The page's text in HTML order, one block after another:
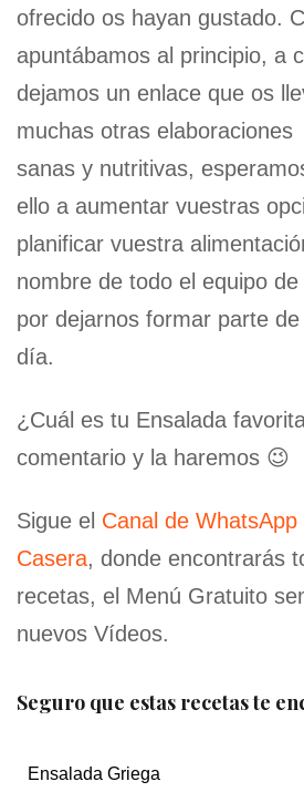
ofrecido os hayan gustado.
apuntábamos al principio, a
dejamos un enlace que os
muchas otras
sanas y nutritivas,
ello a aumentar vuestras
planificar vuestra
nombre de todo el equipo
por dejarnos formar parte
día.
¿Cuál es tu Ensalada
comentario y la haremos 😉
Sigue el Canal de
Casera, donde encontrarás
recetas, el Menú Gratuito
nuevos Vídeos.
Seguro que estas recetas te
Ensalada Griega